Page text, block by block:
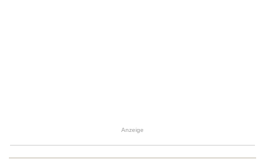
Anzeige